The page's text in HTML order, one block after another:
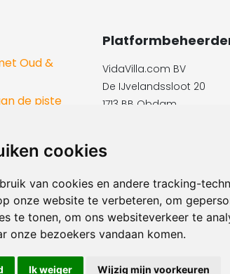
cookies
van cookies en andere tracking-
onze website te verbeteren, om
te tonen, om ons websiteverkeer te
onze bezoekers vandaan komen.
Ik weiger Wijzig mijn voorkeuren
Oud &
de piste
VidaVilla.com BV
De IJvelandssloot 20
1713 BB Obdam
Ust-ID: NL855781919B01